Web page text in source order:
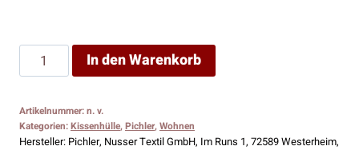
Pichler
Kissenhülle
Menge
In den Warenkorb
Artikelnummer:n. v.
Kategorien:Kissenhülle,Pichler,Wohnen
Hersteller: Pichler, Nusser Textil GmbH, Im Runs 1, 72589 Westerheim,